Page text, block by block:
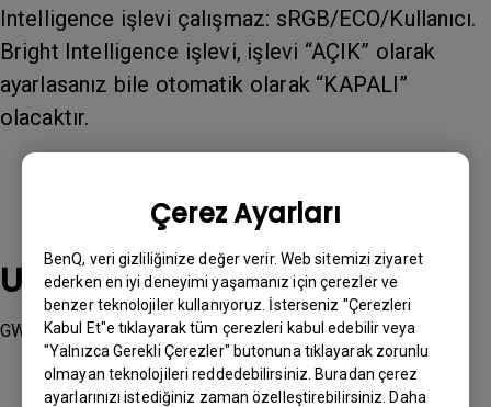
Çerez Ayarları
BenQ, veri gizliliğinize değer verir. Web sitemizi ziyaret
ederken en iyi deneyimi yaşamanız için çerezler ve
benzer teknolojiler kullanıyoruz. İsterseniz "Çerezleri
Kabul Et"e tıklayarak tüm çerezleri kabul edebilir veya
"Yalnızca Gerekli Çerezler" butonuna tıklayarak zorunlu
olmayan teknolojileri reddedebilirsiniz. Buradan çerez
ayarlarınızı istediğiniz zaman özelleştirebilirsiniz. Daha
Intelligence işlevi çalışmaz: sRGB/ECO/Kullanıcı.
Bright Intelligence işlevi, işlevi “AÇIK” olarak
ayarlasanız bile otomatik olarak “KAPALI”
olacaktır.
Uygulanabilir modeller
GW2480